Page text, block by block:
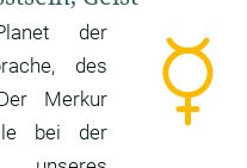
der
des
Merkur
bei der